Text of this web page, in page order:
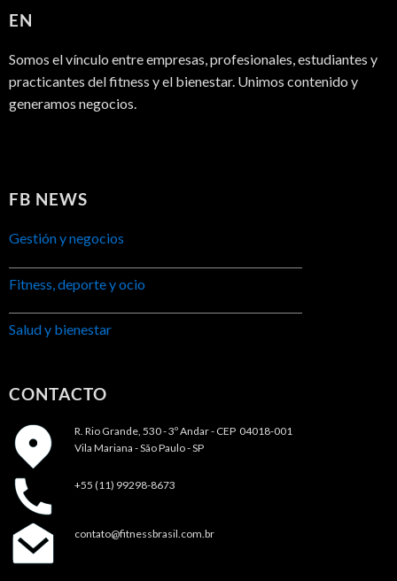
EN
Somos el vínculo entre empresas, profesionales, estudiantes y
practicantes del fitness y el bienestar. Unimos contenido y
generamos negocios.
FB NEWS
Gestión y negocios
Fitness, deporte y ocio
Salud y bienestar
CONTACTO
R. Rio Grande, 530 - 3º Andar - CEP 04018-001
Vila Mariana - São Paulo - SP
+55 (11) 99298-8673
contato@fitnessbrasil.com.br